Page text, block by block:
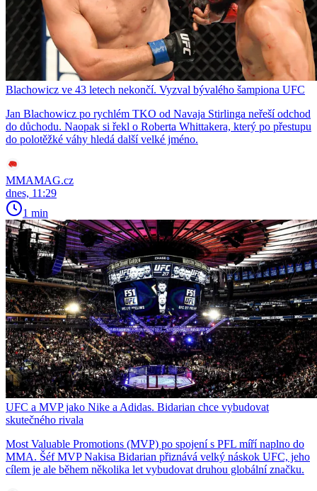
Blachowicz ve 43 letech nekončí. Vyzval bývalého šampiona UFC
Jan Blachowicz po rychlém TKO od Navaja Stirlinga neřeší odchod
do důchodu. Naopak si řekl o Roberta Whittakera, který po přestupu
do polotěžké váhy hledá další velké jméno.
MMAMAG.cz
dnes, 11:29
1 min
UFC a MVP jako Nike a Adidas. Bidarian chce vybudovat
skutečného rivala
Most Valuable Promotions (MVP) po spojení s PFL míří naplno do
MMA. Šéf MVP Nakisa Bidarian přiznává velký náskok UFC, jeho
cílem je ale během několika let vybudovat druhou globální značku.